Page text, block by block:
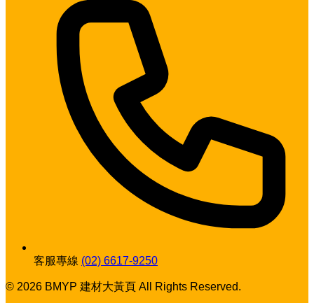
客服專線 (02) 6617-9250
© 2026 BMYP 建材大黃頁 All Rights Reserved.